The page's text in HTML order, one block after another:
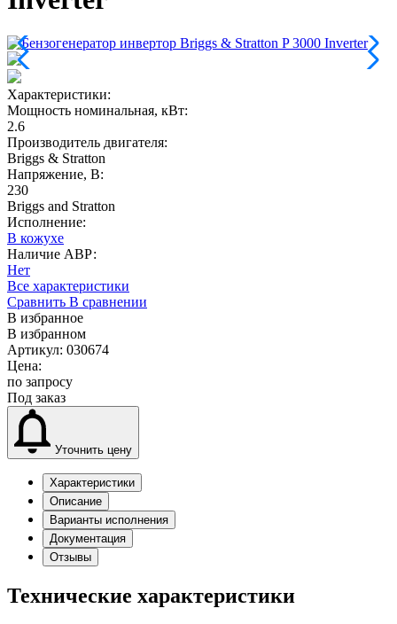
Характеристики:
Мощность номинальная, кВт:
2.6
Производитель двигателя:
Briggs & Stratton
Напряжение, В:
230
Briggs and Stratton
Исполнение:
В кожухе
Наличие АВР:
Нет
Все характеристики
Сравнить В сравнении
В избранное
В избранном
Артикул: 030674
Цена:
по запросу
Под заказ
Уточнить цену
Характеристики
Описание
Варианты исполнения
Документация
Отзывы
Технические характеристики